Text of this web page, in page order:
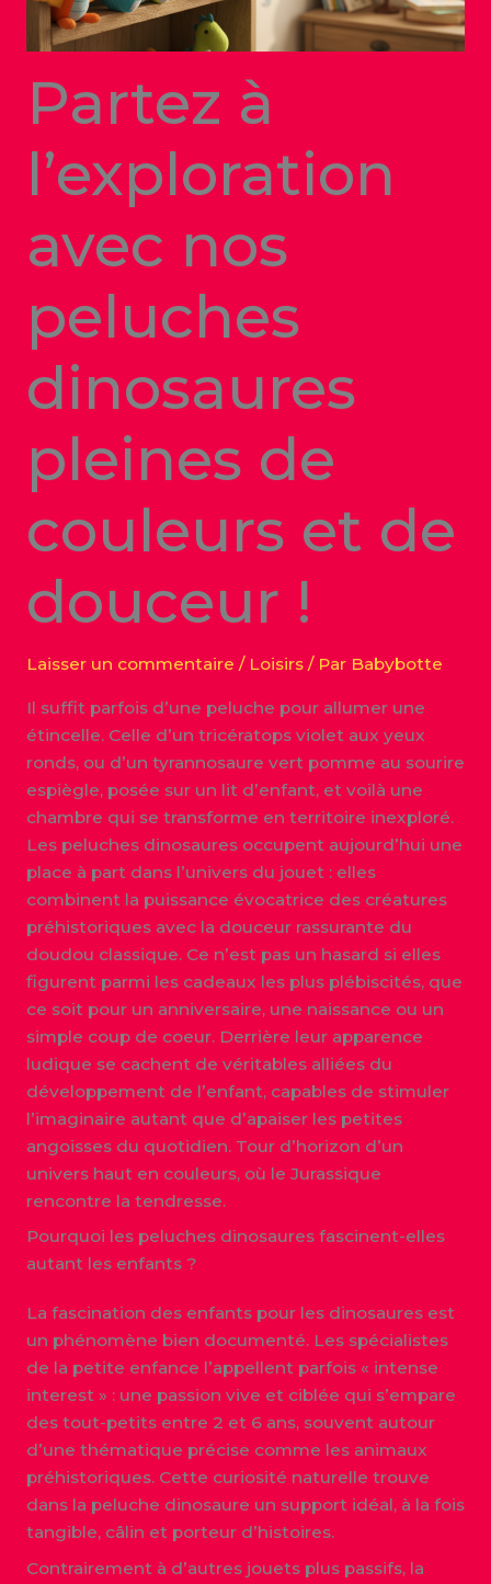
Partez à
l’exploration
avec nos
peluches
dinosaures
pleines de
couleurs et de
douceur !
Laisser un commentaire / Loisirs/ Par Babybotte
Il suffit parfois d’une peluche pour allumer une
étincelle. Celle d’un tricératops violet aux yeux
ronds, ou d’un tyrannosaure vert pomme au sourire
espiègle, posée sur un lit d’enfant, et voilà une
chambre qui se transforme en territoire inexploré.
Les peluches dinosaures occupent aujourd’hui une
place à part dans l’univers du jouet : elles
combinent la puissance évocatrice des créatures
préhistoriques avec la douceur rassurante du
doudou classique. Ce n’est pas un hasard si elles
figurent parmi les cadeaux les plus plébiscités, que
ce soit pour un anniversaire, une naissance ou un
simple coup de coeur. Derrière leur apparence
ludique se cachent de véritables alliées du
développement de l’enfant, capables de stimuler
l’imaginaire autant que d’apaiser les petites
angoisses du quotidien. Tour d’horizon d’un
univers haut en couleurs, où le Jurassique
rencontre la tendresse.
Pourquoi les peluches dinosaures fascinent-elles
autant les enfants ?
La fascination des enfants pour les dinosaures est
un phénomène bien documenté. Les spécialistes
de la petite enfance l’appellent parfois « intense
interest » : une passion vive et ciblée qui s’empare
des tout-petits entre 2 et 6 ans, souvent autour
d’une thématique précise comme les animaux
préhistoriques. Cette curiosité naturelle trouve
dans la peluche dinosaure un support idéal, à la fois
tangible, câlin et porteur d’histoires.
Contrairement à d’autres jouets plus passifs, la